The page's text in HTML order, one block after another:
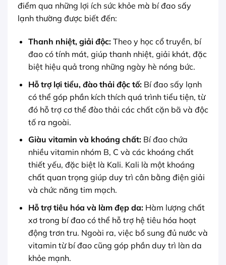
điểm qua những lợi ích sức khỏe mà bí đao sấy
lạnh thường được biết đến:
Thanh nhiệt, giải độc:Theo y học cổ truyền, bí
đao có tính mát, giúp thanh nhiệt, giải khát, đặc
biệt hiệu quả trong những ngày hè nóng bức.
Hỗ trợ lợi tiểu, đào thải độc tố:Bí đao sấy lạnh
có thể góp phần kích thích quá trình tiểu tiện, từ
đó hỗ trợ cơ thể đào thải các chất cặn bã và độc
tố ra ngoài.
Giàu vitamin và khoáng chất:Bí đao chứa
nhiều vitamin nhóm B, C và các khoáng chất
thiết yếu, đặc biệt là Kali. Kali là một khoáng
chất quan trọng giúp duy trì cân bằng điện giải
và chức năng tim mạch.
Hỗ trợ tiêu hóa và làm đẹp da:Hàm lượng chất
xơ trong bí đao có thể hỗ trợ hệ tiêu hóa hoạt
động trơn tru. Ngoài ra, việc bổ sung đủ nước và
vitamin từ bí đao cũng góp phần duy trì làn da
khỏe mạnh.